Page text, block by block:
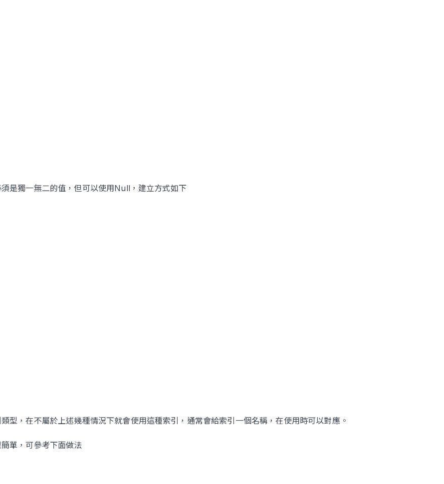
是獨一無二的值，但可以使用Null，建立方式如下
型，在不屬於上述幾種情況下就會使用這種索引，通常會給索引一個名稱，在使用時可以對應。
單，可參考下面做法